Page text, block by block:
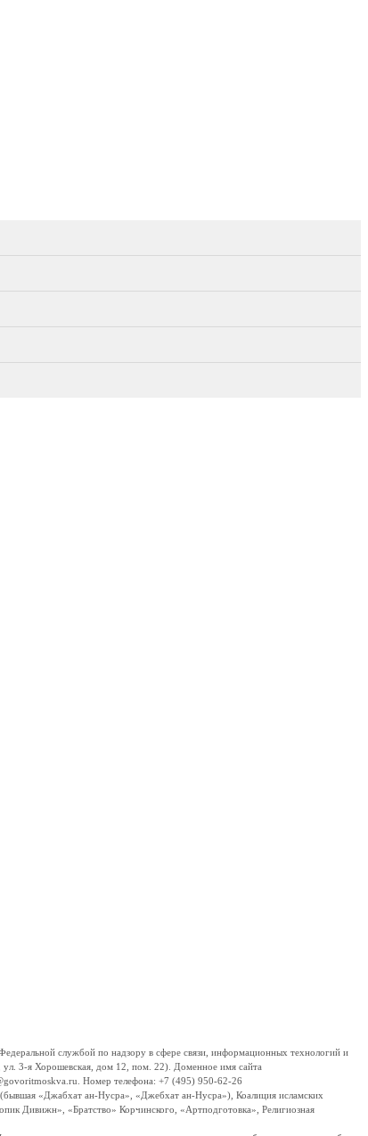
службой по надзору в сфере связи, информационных технологий и
3-я Хорошевская, дом 12, пом. 22). Доменное имя сайта
Номер телефона: +7 (495) 950-62-26
«Джабхат ан-Нусра», «Джебхат ан-Нусра»), Коалиция исламских
Дивижн», «Братство» Корчинского, «Артподготовка», Религиозная